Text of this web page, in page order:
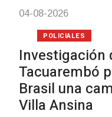
04-08-2026
Investigación
Tacuarembó
Brasil una
Villa Ansina
POLICIALES